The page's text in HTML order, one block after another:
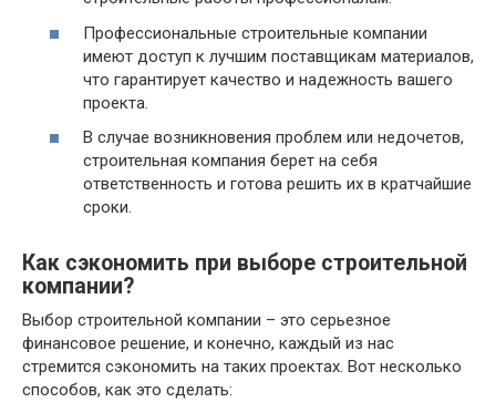
Профессиональные строительные компании
имеют доступ к лучшим поставщикам материалов,
что гарантирует качество и надежность вашего
проекта.
В случае возникновения проблем или недочетов,
строительная компания берет на себя
ответственность и готова решить их в кратчайшие
сроки.
Как сэкономить при выборе строительной
компании?
Выбор строительной компании – это серьезное
финансовое решение, и конечно, каждый из нас
стремится сэкономить на таких проектах. Вот несколько
способов, как это сделать: